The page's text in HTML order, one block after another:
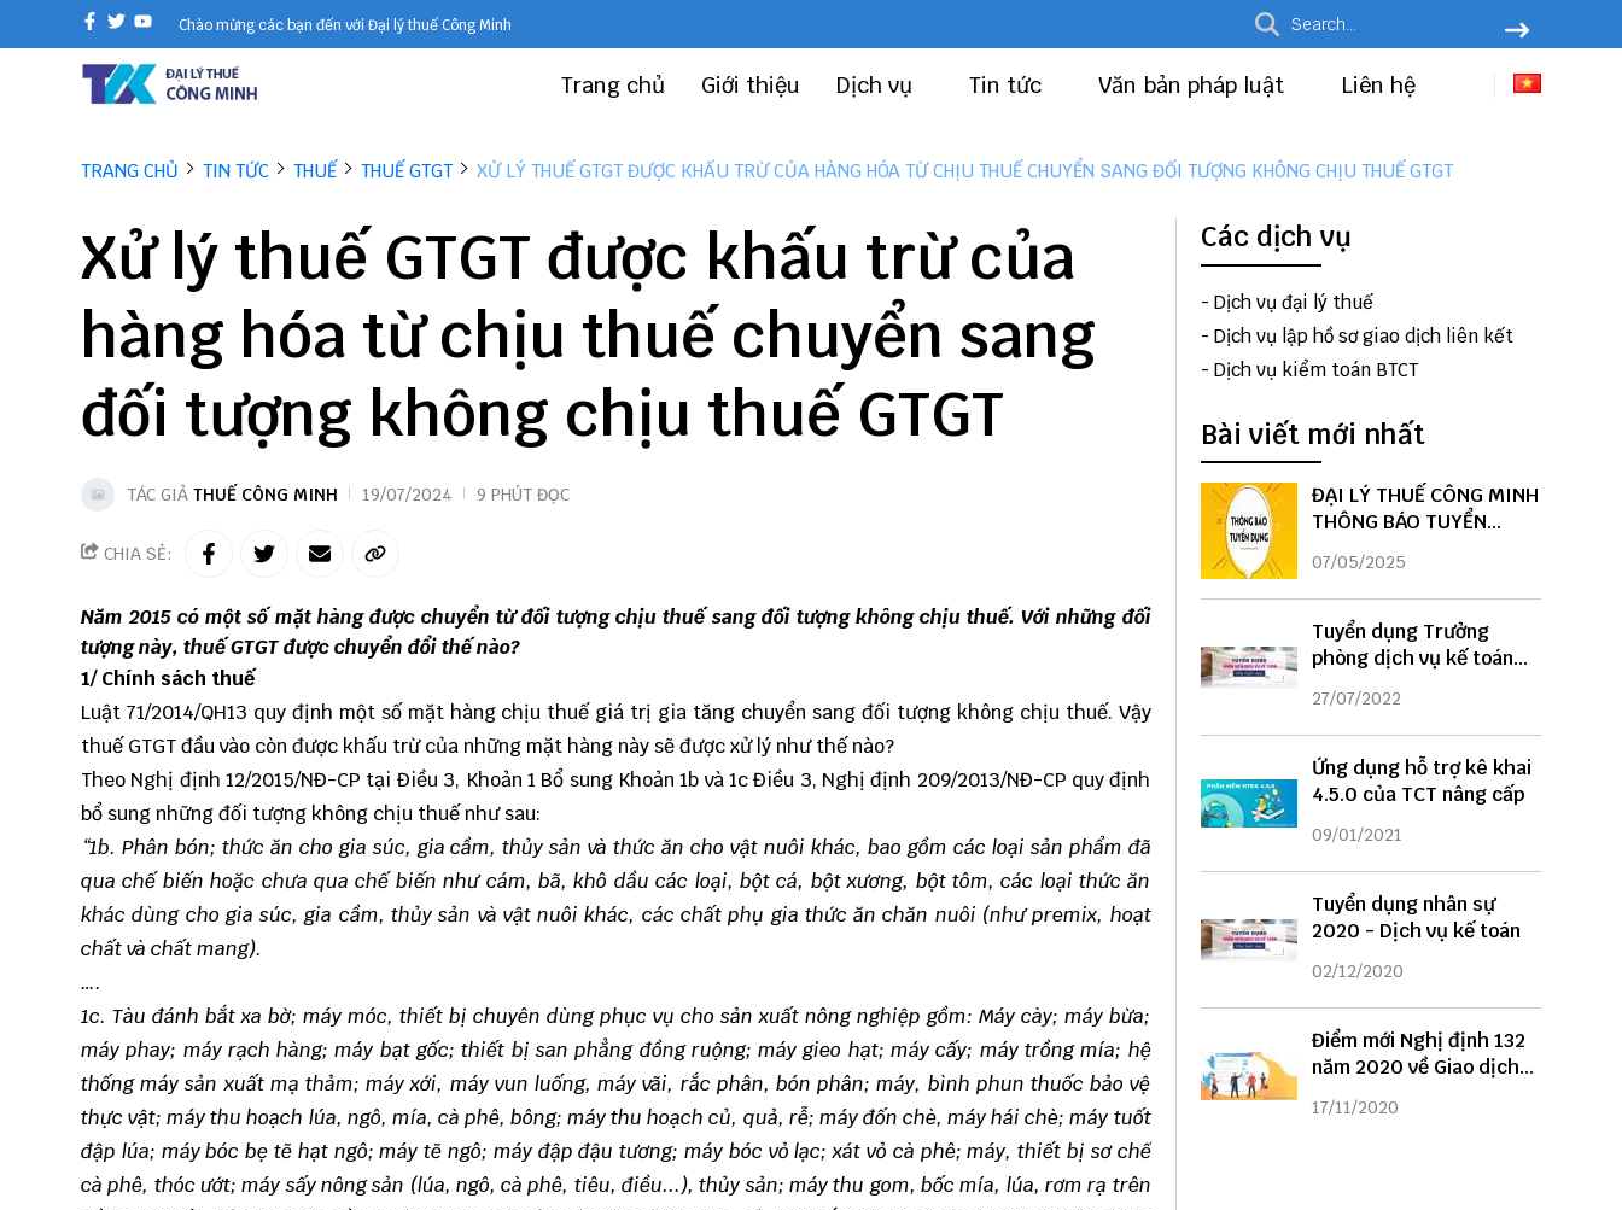
Chào mừng các bạn đến với Đại lý thuế Công Minh
Trang chủ Giới thiệu Dịch vụ Tin tức Văn bản pháp luật Liên hệ
TRANG CHỦ TIN TỨC THUẾ THUẾ GTGT XỬ LÝ THUẾ GTGT ĐƯỢC KHẤU TRỪ CỦA HÀNG HÓA TỪ CHỊU THUẾ CHUYỂN SANG ĐỐI TƯỢNG KHÔNG CHỊU THUẾ GTGT
Xử lý thuế GTGT được khấu trừ của
hàng hóa từ chịu thuế chuyển sang
đối tượng không chịu thuế GTGT
TÁC GIẢ THUẾ CÔNG MINH 19/07/2024 9 PHÚT ĐỌC
CHIA SẺ:
Năm 2015 có một số mặt hàng được chuyển từ đối tượng chịu thuế sang đối tượng không chịu thuế. Với những đối
tượng này, thuế GTGT được chuyển đổi thế nào?
1/ Chính sách thuế
Luật 71/2014/QH13 quy định một số mặt hàng chịu thuế giá trị gia tăng chuyển sang đối tượng không chịu thuế. Vậy
thuế GTGT đầu vào còn được khấu trừ của những mặt hàng này sẽ được xử lý như thế nào?
Theo Nghị định 12/2015/NĐ-CP tại Điều 3, Khoản 1 Bổ sung Khoản 1b và 1c Điều 3, Nghị định 209/2013/NĐ-CP quy định
bổ sung những đối tượng không chịu thuế như sau:
“1b. Phân bón; thức ăn cho gia súc, gia cầm, thủy sản và thức ăn cho vật nuôi khác, bao gồm các loại sản phẩm đã
qua chế biến hoặc chưa qua chế biến như cám, bã, khô dầu các loại, bột cá, bột xương, bột tôm, các loại thức ăn
khác dùng cho gia súc, gia cầm, thủy sản và vật nuôi khác, các chất phụ gia thức ăn chăn nuôi (như premix, hoạt
chất và chất mang).
….
1c. Tàu đánh bắt xa bờ; máy móc, thiết bị chuyên dùng phục vụ cho sản xuất nông nghiệp gồm: Máy cày; máy bừa;
máy phay; máy rạch hàng; máy bạt gốc; thiết bị san phẳng đồng ruộng; máy gieo hạt; máy cấy; máy trồng mía; hệ
thống máy sản xuất mạ thảm; máy xới, máy vun luống, máy vãi, rắc phân, bón phân; máy, bình phun thuốc bảo vệ
thực vật; máy thu hoạch lúa, ngô, mía, cà phê, bông; máy thu hoạch củ, quả, rễ; máy đốn chè, máy hái chè; máy tuốt
đập lúa; máy bóc bẹ tẽ hạt ngô; máy tẽ ngô; máy đập đậu tương; máy bóc vỏ lạc; xát vỏ cà phê; máy, thiết bị sơ chế
cà phê, thóc ướt; máy sấy nông sản (lúa, ngô, cà phê, tiêu, điều...), thủy sản; máy thu gom, bốc mía, lúa, rơm rạ trên
Các dịch vụ
- Dịch vụ đại lý thuế
- Dịch vụ lập hồ sơ giao dịch liên kết
- Dịch vụ kiểm toán BTCT
Bài viết mới nhất
ĐẠI LÝ THUẾ CÔNG MINH
THÔNG BÁO TUYỂN
DỤNG
07/05/2025
Tuyển dụng Trưởng
phòng dịch vụ kế toán
năm 2022
27/07/2022
Ứng dụng hỗ trợ kê khai
4.5.0 của TCT nâng cấp
09/01/2021
Tuyển dụng nhân sự
2020 - Dịch vụ kế toán
02/12/2020
Điểm mới Nghị định 132
năm 2020 về Giao dịch
liên kết
17/11/2020